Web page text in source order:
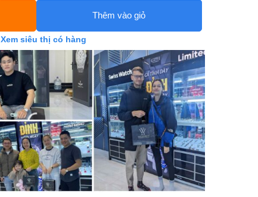
Thêm vào giỏ
Xem siêu thị có hàng